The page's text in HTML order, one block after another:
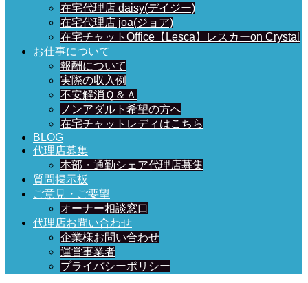
在宅代理店 daisy(デイジー)
在宅代理店 joa(ジョア)
在宅チャットOffice【Lesca】レスカーon Crystal
お仕事について
報酬について
実際の収入例
不安解消Ｑ＆Ａ
ノンアダルト希望の方へ
在宅チャットレディはこちら
BLOG
代理店募集
本部・通勤シェア代理店募集
質問掲示板
ご意見・ご要望
オーナー相談窓口
代理店お問い合わせ
企業様お問い合わせ
運営事業者
プライバシーポリシー